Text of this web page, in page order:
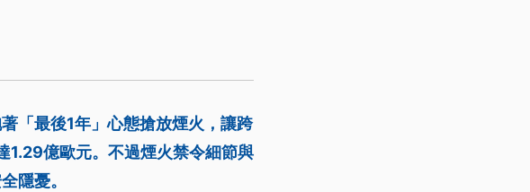
「最後1年」心態搶放煙火，讓跨
1.29億歐元。不過煙火禁令細節與
隱憂。